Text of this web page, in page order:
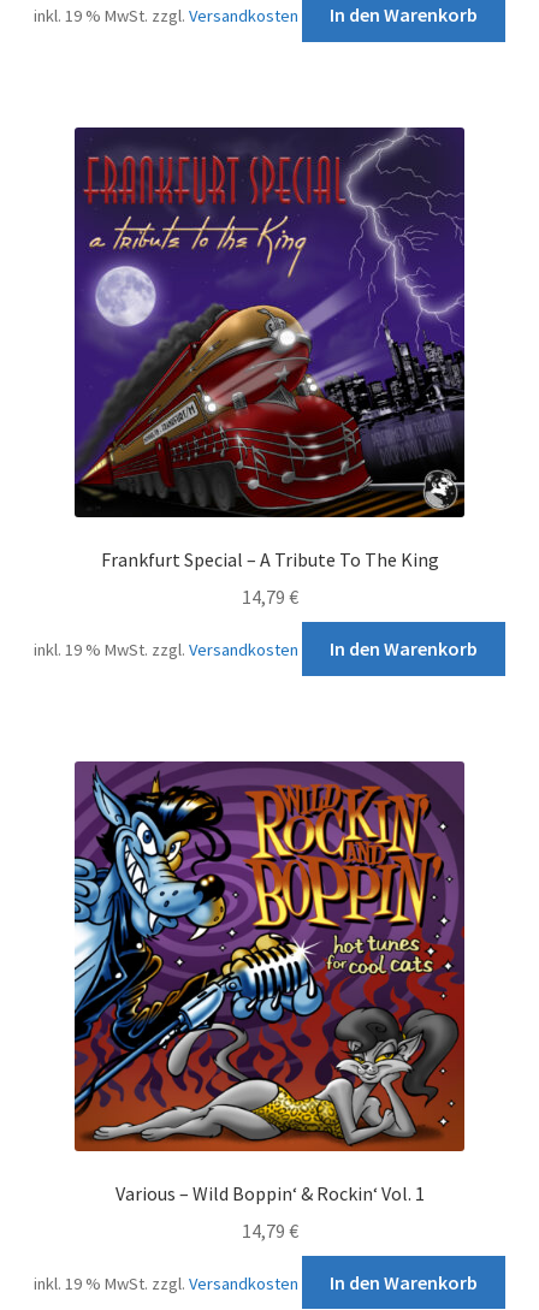
inkl. 19 % MwSt. zzgl.Versandkosten In den Warenkorb
Frankfurt Special – A Tribute To The King
14,79 €
inkl. 19 % MwSt. zzgl.Versandkosten In den Warenkorb
Various – Wild Boppin‘ & Rockin‘ Vol. 1
14,79 €
inkl. 19 % MwSt. zzgl.Versandkosten In den Warenkorb